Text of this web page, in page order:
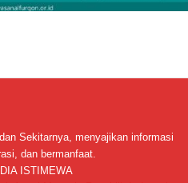
Sekitarnya, menyajikan informasi
dan bermanfaat.
ISTIMEWA